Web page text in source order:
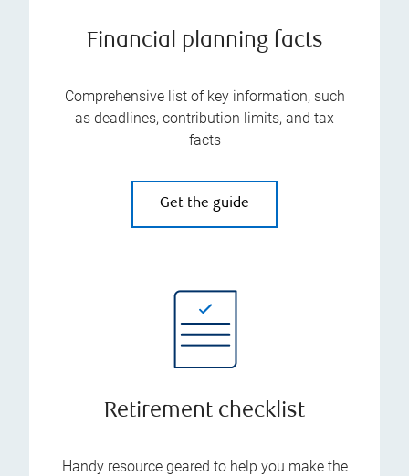
Financial planning facts
Comprehensive list of key information, such
as deadlines, contribution limits, and tax
facts
Get the guide
Retirement checklist
Handy resource geared to help you make the